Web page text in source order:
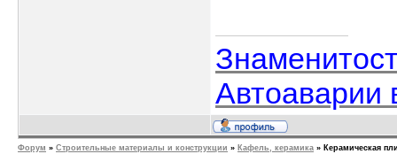
Автоаварии
Форум » Строительные материалы и конструкции » Кафель, керамика » Керамическая